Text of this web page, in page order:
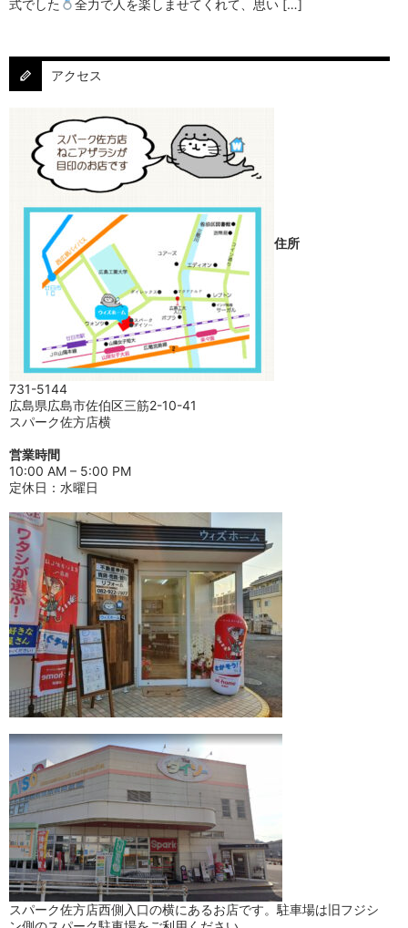
式でした ⁡⁡⁡全力で人を楽しませてくれて、思い […]
アクセス
住所
731-5144
広島県広島市佐伯区三筋2-10-41
スパーク佐方店横
営業時間
10:00 AM – 5:00 PM
定休日：水曜日
スパーク佐方店西側入口の横にあるお店です。駐車場は旧フジシ